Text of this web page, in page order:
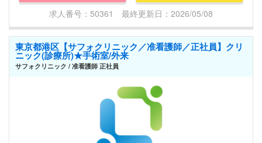
求人番号：50361 最終更新日：2026/05/08
東京都港区【サフォクリニック／准看護師／正社員】クリ
ニック(診療所)★手術室/外来
サフォクリニック / 准看護師 正社員